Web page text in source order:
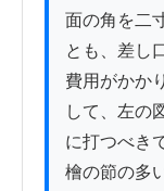
面の角を二
とも、差し
費用がかか
して、左の
に打つべき
檜の節の多